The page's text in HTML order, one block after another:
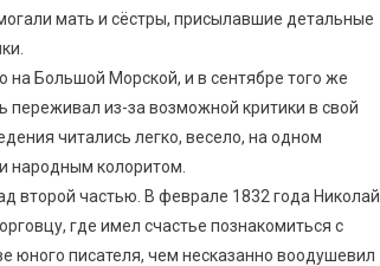
мать и сёстры, присылавшие детальные
на Большой Морской, и в сентябре того же
переживал из-за возможной критики в свой
читались легко, весело, на одном
народным колоритом.
второй частью. В феврале 1832 года Николай
где имел счастье познакомиться с
юного писателя, чем несказанно воодушевил